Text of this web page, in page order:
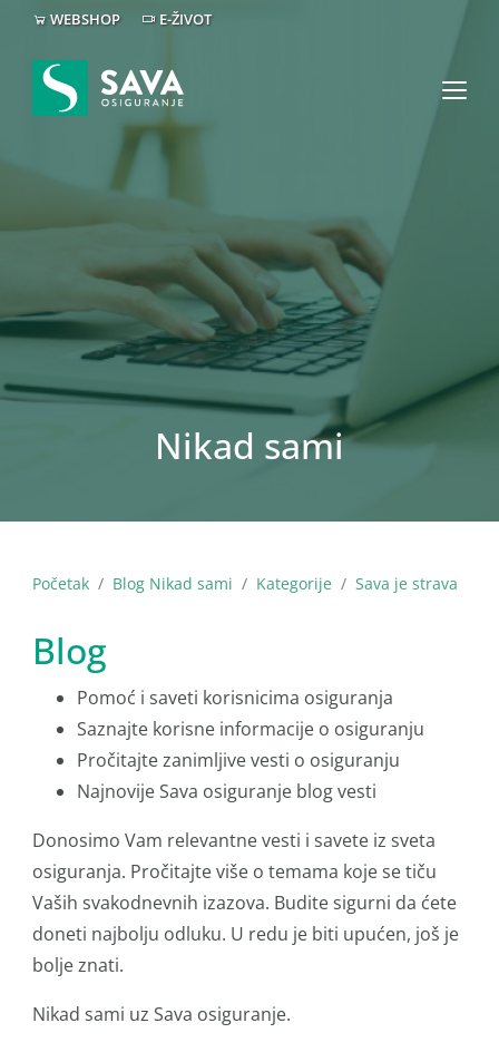
WEBSHOP E-ŽIVOT
Nikad sami
Početak Blog Nikad sami Kategorije Sava je strava
Blog
Pomoć i saveti korisnicima osiguranja
Saznajte korisne informacije o osiguranju
Pročitajte zanimljive vesti o osiguranju
Najnovije Sava osiguranje blog vesti
Donosimo Vam relevantne vesti i savete iz sveta
osiguranja. Pročitajte više o temama koje se tiču
Vaših svakodnevnih izazova. Budite sigurni da ćete
doneti najbolju odluku. U redu je biti upućen, još je
bolje znati.
Nikad sami uz Sava osiguranje.